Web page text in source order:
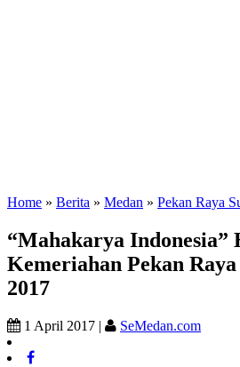
Home » Berita » Medan » Pekan Raya
“Mahakarya Indonesia”
Kemeriahan Pekan
2017
1 April 2017 | SeMedan.com